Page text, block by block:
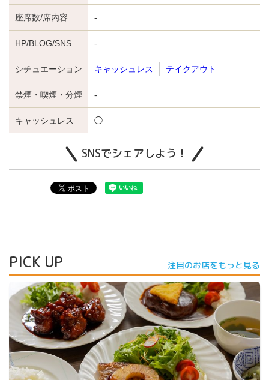
座席数/席内容 -
HP/BLOG/SNS -
シチュエーション キャッシュレス テイクアウト
禁煙・喫煙・分煙 -
キャッシュレス ◯
SNSでシェアしよう！
PICK UP 注目のお店をもっと見る